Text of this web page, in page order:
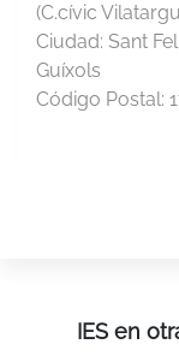
(C.cívic
Ciudad: Sant
Guíxols
Código Postal:
IES en